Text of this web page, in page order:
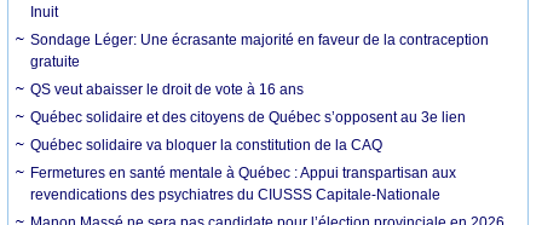
Inuit
Sondage Léger: Une écrasante majorité en faveur de la contraception
gratuite
QS veut abaisser le droit de vote à 16 ans
Québec solidaire et des citoyens de Québec s’opposent au 3e lien
Québec solidaire va bloquer la constitution de la CAQ
Fermetures en santé mentale à Québec : Appui transpartisan aux
revendications des psychiatres du CIUSSS Capitale-Nationale